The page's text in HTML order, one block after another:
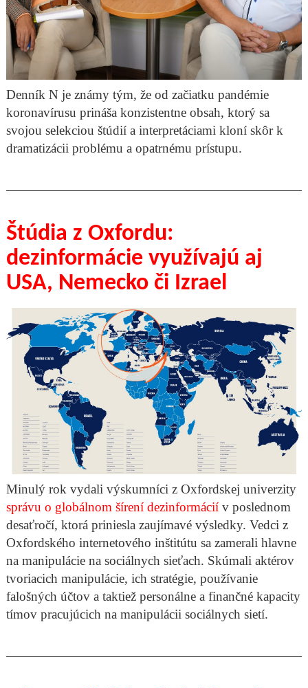
Denník N je známy tým, že od začiatku pandémie
koronavírusu prináša konzistentne obsah, ktorý sa
svojou selekciou štúdií a interpretáciami kloní skôr k
dramatizácii problému a opatrnému prístupu.
Štúdia z Oxfordu:
dezinformácie využívajú aj
USA, Nemecko či Izrael
Minulý rok vydali výskumníci z Oxfordskej univerzity
správu o globálnom šírení dezinformáciív poslednom
desaťročí, ktorá priniesla zaujímavé výsledky. Vedci z
Oxfordského internetového inštitútu sa zamerali hlavne
na manipulácie na sociálnych sieťach. Skúmali aktérov
tvoriacich manipulácie, ich stratégie, používanie
falošných účtov a taktiež personálne a finančné kapacity
tímov pracujúcich na manipulácii sociálnych sietí.